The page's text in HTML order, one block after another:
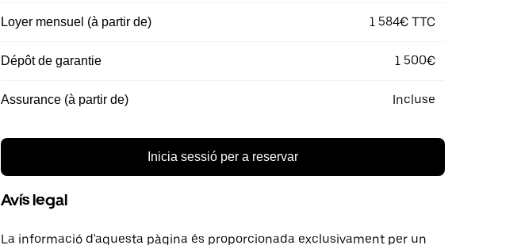
Loyer mensuel (à partir de) 1 584€ TTC
Dépôt de garantie 1 500€
Assurance (à partir de) Incluse
Inicia sessió per a reservar
Avís legal
La informació d'aquesta pàgina és proporcionada exclusivament per un